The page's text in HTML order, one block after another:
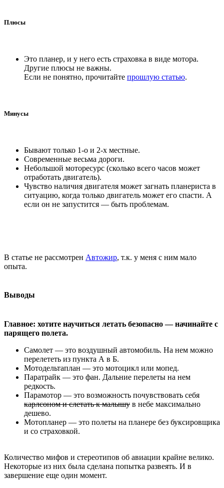
Плюсы
Это планер, и у него есть страховка в виде мотора.
Другие плюсы не важны.
Если не понятно, прочитайте прошлую статью.
Минусы
Бывают только 1-о и 2-х местные.
Современные весьма дороги.
Небольшой моторесурс (сколько всего часов может
отработать двигатель).
Чувство наличия двигателя может загнать планериста в
ситуацию, когда только двигатель может его спасти. А
если он не запустится — быть проблемам.
В статье не рассмотрен Автожир, т.к. у меня с ним мало
опыта.
Выводы
Главное: хотите научиться летать безопасно — начинайте с
парящего полета.
Самолет — это воздушный автомобиль. На нем можно
перелететь из пункта А в Б.
Мотодельтаплан — это мотоцикл или мопед.
Паратрайк — это фан. Дальние перелеты на нем
редкость.
Парамотор — это возможность почувствовать себя
карлсоном и слетать к малышу в небе максимально
дешево.
Мотопланер — это полеты на планере без буксировщика
и со страховкой.
Количество мифов и стереотипов об авиации крайне велико.
Некоторые из них была сделана попытка развеять. И в
завершение еще один момент.